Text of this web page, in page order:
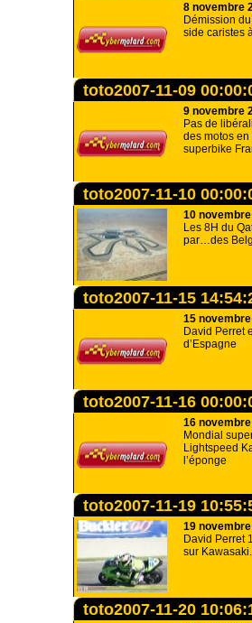
8 novembre
Démission
side caristes
toto2007-11-09
9 novembre
Pas de
des motos
superbike
toto2007-11-10
10
Les 8H du
par…des
toto2007-11-15
15
David Perret
d’Espagne
toto2007-11-16
16
Mondial
Lightspeed
l’éponge
toto2007-11-19
19
David Perret
sur Kawasaki.
toto2007-11-20